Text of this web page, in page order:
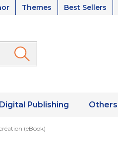
Themes Best Sellers
Digital Publishing Others
(eBook)